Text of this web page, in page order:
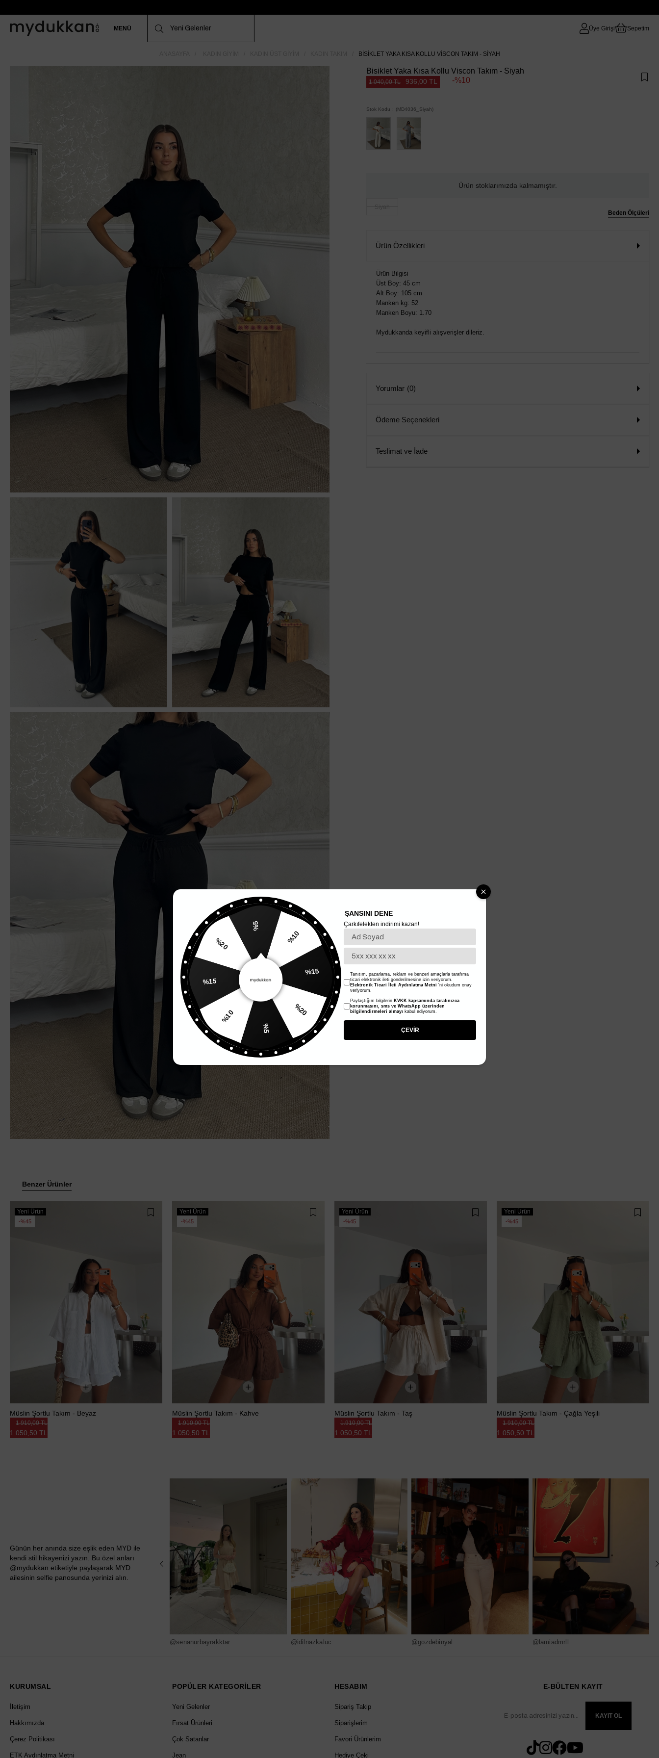
MENÜ Üye Girişi Sepetim
BISIKLET YAKA KISA KOLLU VISCON TAKIM - SIYAH
Bisiklet Yaka Kısa Kollu Viscon Takım - Siyah
1.040,00 TL 936,00 TL 10
Stok Kodu (MD4036_Siyah)
Ürün stoklarımızda kalmamıştır.
Beden Ölçüleri
Ürün Özellikleri
Ürün Bilgisi
Üst Boy: 45 cm
Alt Boy: 105 cm
Manken kg: 52
Manken Boyu: 1.70
Mydukkanda keyifli alışverişler dileriz.
Yorumlar (0)
Ödeme Seçenekleri
Teslimat ve İade
Benzer Ürünler
Yeni Ürün
%45
Müslin Şortlu Takım - Beyaz
1.050,50 TL
1.910,00 TL
Yeni Ürün
%45
Müslin Şortlu Takım - Kahve
1.050,50 TL
1.910,00 TL
Yeni Ürün
%45
Müslin Şortlu Takım - Taş
1.050,50 TL
1.910,00 TL
Yeni Ürün
%45
Müslin Şortlu Takım - Çağla Yeşili
1.050,50 TL
1.910,00 TL
Günün her anında size eşlik eden MYD ile
kendi stil hikayenizi yazın. Bu özel anları
@mydukkan etiketiyle paylaşarak MYD
ailesinin selfie panosunda yerinizi alın.
@senanurbayrakktar @idilnazkaluc @gozdebinyal @lamiadmrll
KURUMSAL
İletişim
Hakkımızda
Çerez Politikası
ETK Aydınlatma Metni
POPÜLER KATEGORİLER
Yeni Gelenler
Fırsat Ürünleri
Çok Satanlar
Jean
HESABIM
Sipariş Takip
Siparişlerim
Favori Ürünlerim
Hediye Çeki
E-BÜLTEN KAYIT
KAYIT OL
%5
%10
%15
%20
%5
%10
%15
%20
ŞANSINI DENE
Çarkıfelekten indirimi kazan!
Tanıtım, pazarlama, reklam ve benzeri amaçlarla tarafıma
ticari elektronik ileti gönderilmesine izin veriyorum.
Elektronik Ticari İleti Aydınlatma Metni 'ni okudum onay
veriyorum.
Paylaştığım bilgilerin KVKK kapsamında tarafınızca
korunmasını, sms ve WhatsApp üzerinden
bilgilendirmeleri almayı kabul ediyorum.
ÇEVİR